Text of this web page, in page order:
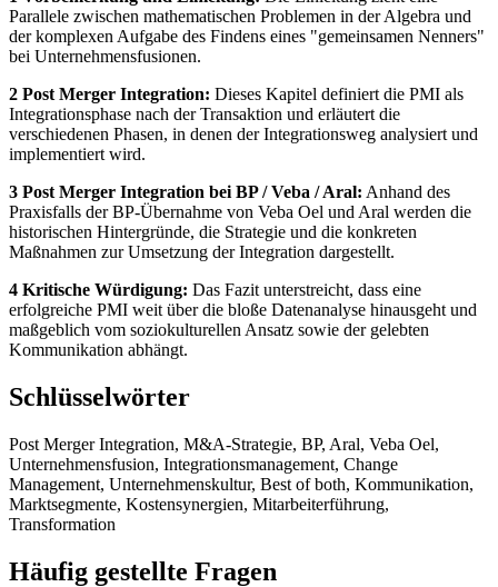
Parallele zwischen mathematischen Problemen in der Algebra und
der komplexen Aufgabe des Findens eines "gemeinsamen Nenners"
bei Unternehmensfusionen.
2 Post Merger Integration: Dieses Kapitel definiert die PMI als
Integrationsphase nach der Transaktion und erläutert die
verschiedenen Phasen, in denen der Integrationsweg analysiert und
implementiert wird.
3 Post Merger Integration bei BP / Veba / Aral: Anhand des
Praxisfalls der BP-Übernahme von Veba Oel und Aral werden die
historischen Hintergründe, die Strategie und die konkreten
Maßnahmen zur Umsetzung der Integration dargestellt.
4 Kritische Würdigung: Das Fazit unterstreicht, dass eine
erfolgreiche PMI weit über die bloße Datenanalyse hinausgeht und
maßgeblich vom soziokulturellen Ansatz sowie der gelebten
Kommunikation abhängt.
Schlüsselwörter
Post Merger Integration, M&A-Strategie, BP, Aral, Veba Oel,
Unternehmensfusion, Integrationsmanagement, Change
Management, Unternehmenskultur, Best of both, Kommunikation,
Marktsegmente, Kostensynergien, Mitarbeiterführung,
Transformation
Häufig gestellte Fragen